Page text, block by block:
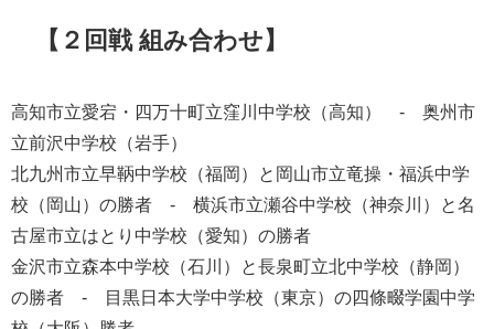
【２回戦 組み合わせ】
高知市立愛宕・四万十町立窪川中学校（高知） - 奥州市
立前沢中学校（岩手）
北九州市立早鞆中学校（福岡）と岡山市立竜操・福浜中学
校（岡山）の勝者 - 横浜市立瀬谷中学校（神奈川）と名
古屋市立はとり中学校（愛知）の勝者
金沢市立森本中学校（石川）と長泉町立北中学校（静岡）
の勝者 - 目黒日本大学中学校（東京）の四條畷学園中学